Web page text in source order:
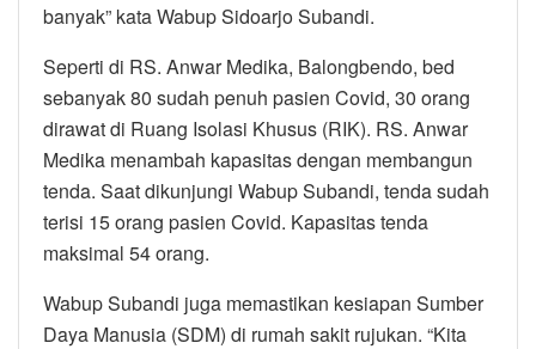
banyak” kata Wabup Sidoarjo Subandi.
Seperti di RS. Anwar Medika, Balongbendo, bed
sebanyak 80 sudah penuh pasien Covid, 30 orang
dirawat di Ruang Isolasi Khusus (RIK). RS. Anwar
Medika menambah kapasitas dengan membangun
tenda. Saat dikunjungi Wabup Subandi, tenda sudah
terisi 15 orang pasien Covid. Kapasitas tenda
maksimal 54 orang.
Wabup Subandi juga memastikan kesiapan Sumber
Daya Manusia (SDM) di rumah sakit rujukan. “Kita